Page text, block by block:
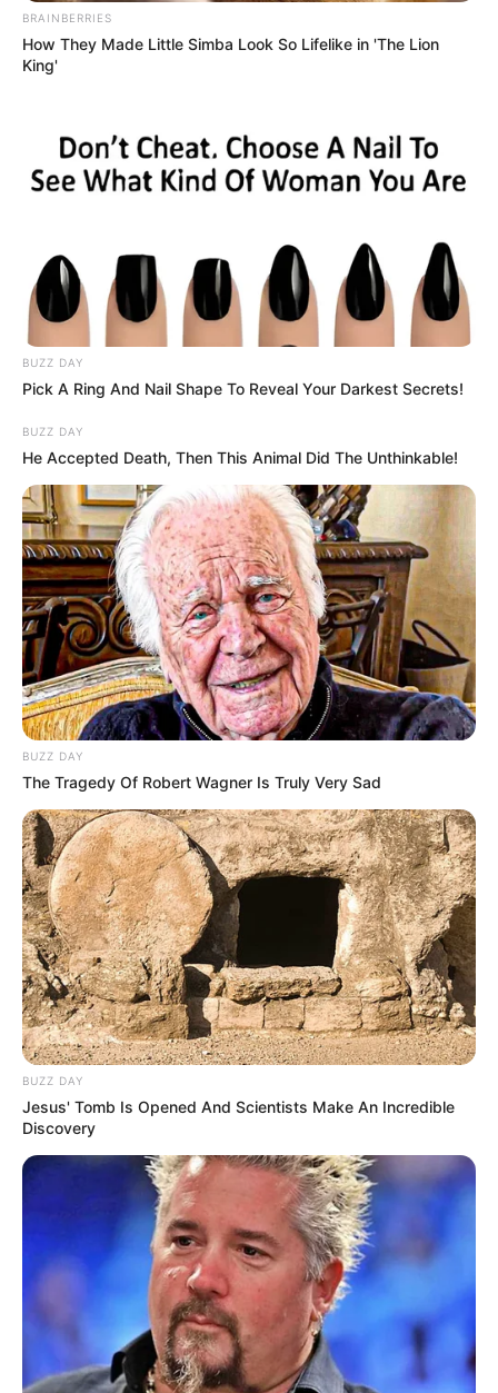
in
Jövő héten szavazhatnak Sulyok
Tamás menesztéséről, az
ellenzék szerint ez önkény
by Szerző • July 8, 2026
Orbán Viktor pártja, a Fidesz tüntetésekre szólít fel,
miután Magyar Péter miniszterelnök
BRAINBERRIES
How They Made Little Simba Look So Lifelike in 'The Lion
King'
BUZZ DAY
Pick A Ring And Nail Shape To Reveal Your Darkest Secrets!
BUZZ DAY
He Accepted Death, Then This Animal Did The Unthinkable!
BUZZ DAY
The Tragedy Of Robert Wagner Is Truly Very Sad
BUZZ DAY
Jesus' Tomb Is Opened And Scientists Make An Incredible
Discovery